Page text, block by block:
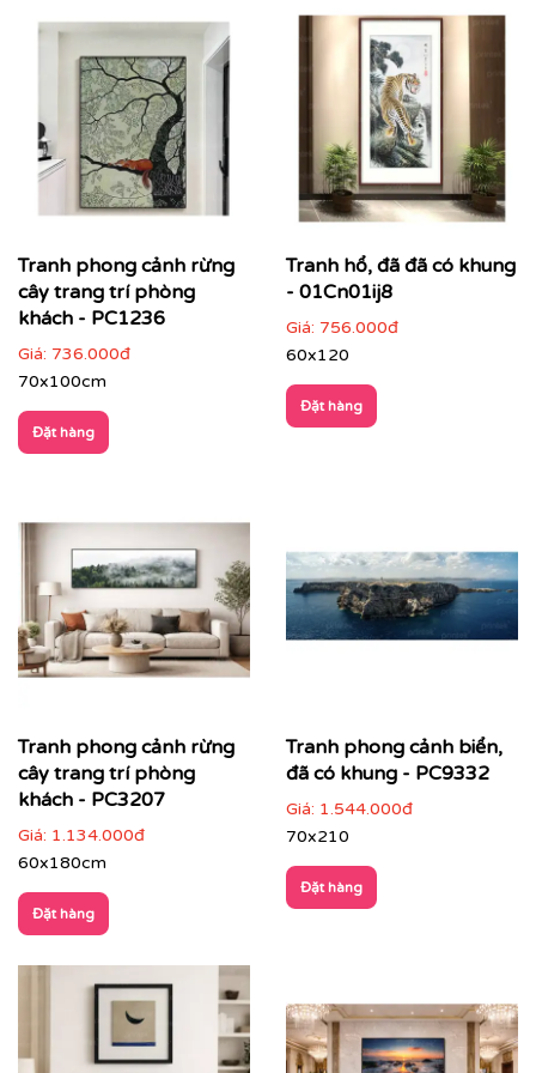
Hình ảnh gần gũi, dễ cảm nhận
sắc quen thuộc, phù hợp nhiều đối tượng khách
hàng
Màu sắc hài hoà: dễ kết hợp với nhiều phong cách
nội thất, không gây rối mắt
Chiều sâu không gian
Giá trị phong thuỷ tích cực: mang năng lượng an
yên, cân bằng và sinh khí cho không gian sống
Tranh phong cảnh rừng
cây trang trí phòng
khách - PC1236
Giá: 736.000đ
70x100cm
Đặt hàng
Tranh hổ, đã đã có khung
- 01Cn01ij8
Giá: 756.000đ
60x120
Đặt hàng
Tranh phong cảnh rừng
cây trang trí phòng
khách - PC3207
Giá: 1.134.000đ
60x180cm
Đặt hàng
Tranh phong cảnh biển,
đã có khung - PC9332
Giá: 1.544.000đ
70x210
Đặt hàng